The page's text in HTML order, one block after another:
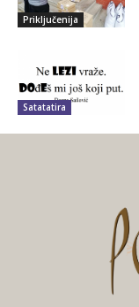
Priključenija
Satatatira